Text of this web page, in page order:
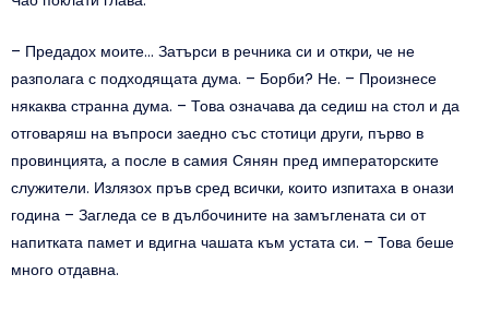
– Предадох моите… Затърси в речника си и откри, че не
разполага с подходящата дума. – Борби? Не. – Произнесе
някаква странна дума. – Това означава да седиш на стол и да
отговаряш на въпроси заедно със стотици други, първо в
провинцията, а после в самия Сянян пред императорските
служители. Излязох пръв сред всички, които изпитаха в онази
година – Загледа се в дълбочините на замъглената си от
напитката памет и вдигна чашата към устата си. – Това беше
много отдавна.